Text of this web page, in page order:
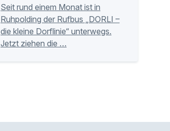
Seit rund einem Monat ist in
Ruhpolding der Rufbus „DORLI –
die kleine Dorflinie“ unterwegs.
Jetzt ziehen die …